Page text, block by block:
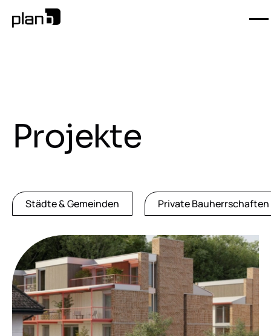
Projekte
Städte & Gemeinden Private